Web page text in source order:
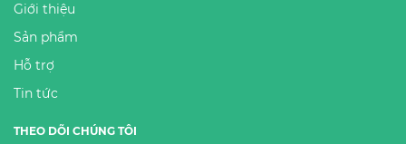
Giới thiệu
Sản phẩm
Hỗ trợ
Tin tức
THEO DÕI CHÚNG TÔI